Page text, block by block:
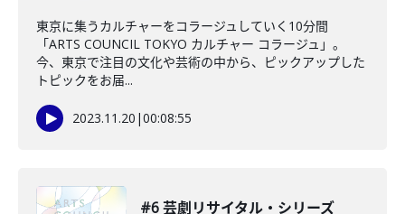
東京に集うカルチャーをコラージュしていく10分間
「ARTS COUNCIL TOKYO カルチャー コラージュ」。
今、東京で注目の文化や芸術の中から、ピックアップした
トピックをお届...
2023.11.20 |00:08:55
#6 芸劇リサイタル・シリーズ